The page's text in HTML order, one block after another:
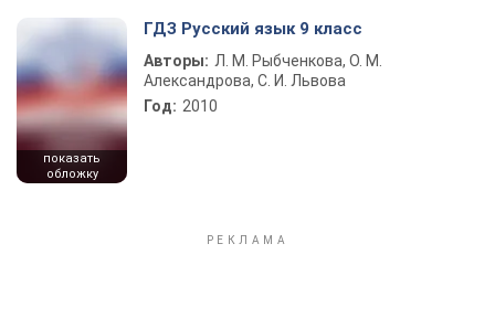
показать
обложку
ГДЗ Русский язык 9 класс
Авторы: Л. М. Рыбченкова, О. М.
Александрова, С. И. Львова
Год: 2010